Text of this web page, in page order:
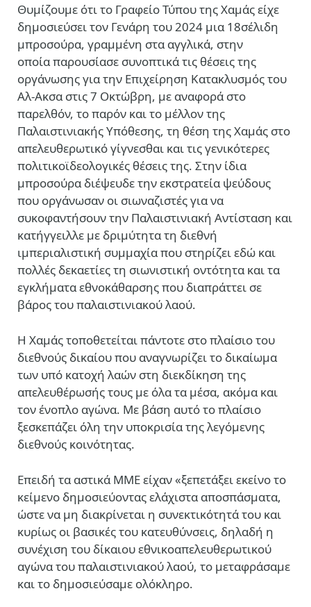
Θυμίζουμε ότι το Γραφείο Τύπου της Χαμάς είχε
δημοσιεύσει τον Γενάρη του 2024 μια 18σέλιδη
μπροσούρα, γραμμένη στα αγγλικά, στην
οποία παρουσίασε συνοπτικά τις θέσεις της
οργάνωσης για την Επιχείρηση Κατακλυσμός του
Αλ-Ακσα στις 7 Οκτώβρη, με αναφορά στο
παρελθόν, το παρόν και το μέλλον της
Παλαιστινιακής Υπόθεσης, τη θέση της Χαμάς στο
απελευθερωτικό γίγνεσθαι και τις γενικότερες
πολιτικοϊδεολογικές θέσεις της. Στην ίδια
μπροσούρα διέψευδε την εκστρατεία ψεύδους
που οργάνωσαν οι σιωναζιστές για να
συκοφαντήσουν την Παλαιστινιακή Αντίσταση και
κατήγγειλλε με δριμύτητα τη διεθνή
ιμπεριαλιστική συμμαχία που στηρίζει εδώ και
πολλές δεκαετίες τη σιωνιστική οντότητα και τα
εγκλήματα εθνοκάθαρσης που διαπράττει σε
βάρος του παλαιστινιακού λαού.
Η Χαμάς τοποθετείται πάντοτε στο πλαίσιο του
διεθνούς δικαίου που αναγνωρίζει το δικαίωμα
των υπό κατοχή λαών στη διεκδίκηση της
απελευθέρωσής τους με όλα τα μέσα, ακόμα και
τον ένοπλο αγώνα. Με βάση αυτό το πλαίσιο
ξεσκεπάζει όλη την υποκρισία της λεγόμενης
διεθνούς κοινότητας.
Επειδή τα αστικά ΜΜΕ είχαν «ξεπετάξει εκείνο το
κείμενο δημοσιεύοντας ελάχιστα αποσπάσματα,
ώστε να μη διακρίνεται η συνεκτικότητά του και
κυρίως οι βασικές του κατευθύνσεις, δηλαδή η
συνέχιση του δίκαιου εθνικοαπελευθερωτικού
αγώνα του παλαιστινιακού λαού, το μεταφράσαμε
και το δημοσιεύσαμε ολόκληρο.